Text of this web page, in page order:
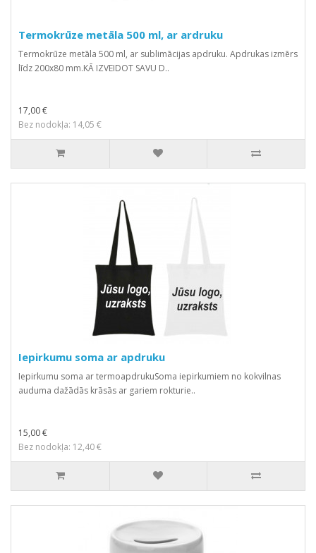
Termokrūze metāla 500 ml, ar ardruku
Termokrūze metāla 500 ml, ar sublimācijas apdruku. Apdrukas izmērs
līdz 200x80 mm.KĀ IZVEIDOT SAVU D..
17,00 €
Bez nodokļa: 14,05 €
Iepirkumu soma ar apdruku
Iepirkumu soma ar termoapdrukuSoma iepirkumiem no kokvilnas
auduma dažādās krāsās ar gariem rokturie..
15,00 €
Bez nodokļa: 12,40 €